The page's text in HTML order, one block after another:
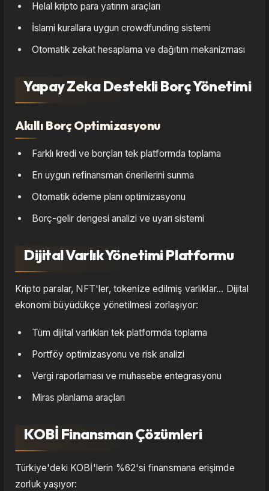
Helal kripto para yatırım araçları
İslami kurallara uygun crowdfunding sistemi
Otomatik zekat hesaplama ve dağıtım mekanizması
Yapay Zeka Destekli Borç Yönetimi
Akıllı Borç Optimizasyonu
Farklı kredi ve borçları tek platformda toplama
En uygun refinansman önerilerini sunma
Otomatik ödeme planı optimizasyonu
Borç-gelir dengesi analizi ve uyarı sistemi
Dijital Varlık Yönetimi Platformu
Kripto paralar, NFT'ler, tokenize edilmiş varlıklar... Dijital
ekonomi büyüdükçe yönetilmesi zorlaşıyor:
Tüm dijital varlıkları tek platformda toplama
Portföy optimizasyonu ve risk analizi
Vergi raporlaması ve muhasebe entegrasyonu
Miras planlama araçları
KOBİ Finansman Çözümleri
Türkiye'deki KOBİ'lerin %62'si finansmana erişimde
zorluk yaşıyor: